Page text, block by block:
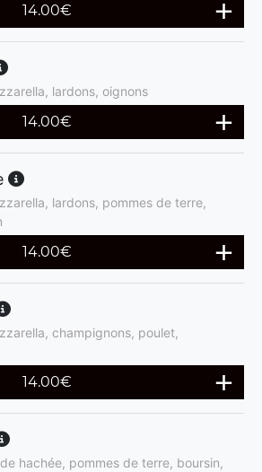
14.00€
lardons, oignons
14.00€
lardons, pommes de terre,
14.00€
champignons, poulet,
14.00€
hachée, pommes de terre, boursin,